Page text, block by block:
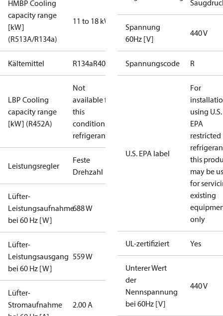
HMBP Cooling
capacity range
[kW]
(R513A/R134a)
11 to 18 kW
Kältemittel R134aR404A R448AR449AR452A
LBP Cooling
capacity range
[kW] (R452A)
Not
available for
this
condition /
refrigerant
Leistungsregler
Feste
Drehzahl
Lüfter-
Leistungsaufnahme
bei 60 Hz [W]
688 W
Lüfter-
Leistungsausgang
bei 60 Hz [W]
559 W
Lüfter-
Stromaufnahme
2.00 A
Spannung
60Hz [V]
440 V
Spannungscode R
U.S. EPA label
For
using U.S.
EPA
restricted
this
may be
for
existing
only
UL-zertifiziert Yes
Unterer Wert
der
Nennspannung
bei 60Hz [V]
440 V